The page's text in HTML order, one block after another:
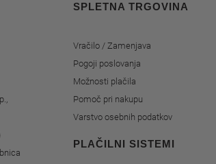
SPLETNA TRGOVINA
Vračilo / Zamenjava
Pogoji poslovanja
Možnosti plačila
Pomoč pri nakupu
Varstvo osebnih podatkov
PLAČILNI SISTEMI